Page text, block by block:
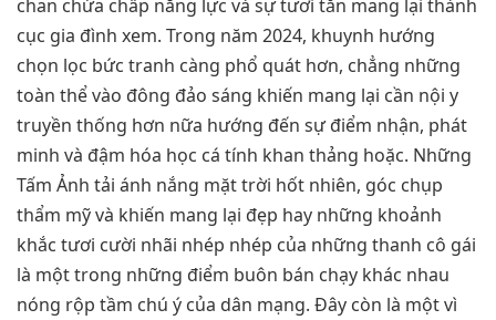
chan chứa chấp năng lực và sự tươi tắn mang lại thành
cục gia đình xem. Trong năm 2024, khuynh hướng
chọn lọc bức tranh càng phổ quát hơn, chẳng những
toàn thể vào đông đảo sáng khiến mang lại cần nội y
truyền thống hơn nữa hướng đến sự điểm nhận, phát
minh và đậm hóa học cá tính khan thảng hoặc. Những
Tấm Ảnh tải ánh nắng mặt trời hốt nhiên, góc chụp
thẩm mỹ và khiến mang lại đẹp hay những khoảnh
khắc tươi cười nhãi nhép nhép của những thanh cô gái
là một trong những điểm buôn bán chạy khác nhau
nóng rộp tầm chú ý của dân mạng. Đây còn là một vì